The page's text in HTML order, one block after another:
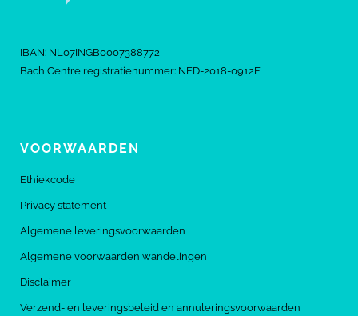
IBAN: NL07INGB0007388772
Bach Centre registratienummer: NED-2018-0912E
VOORWAARDEN
Ethiekcode
Privacy statement
Algemene leveringsvoorwaarden
Algemene voorwaarden wandelingen
Disclaimer
Verzend- en leveringsbeleid en annuleringsvoorwaarden